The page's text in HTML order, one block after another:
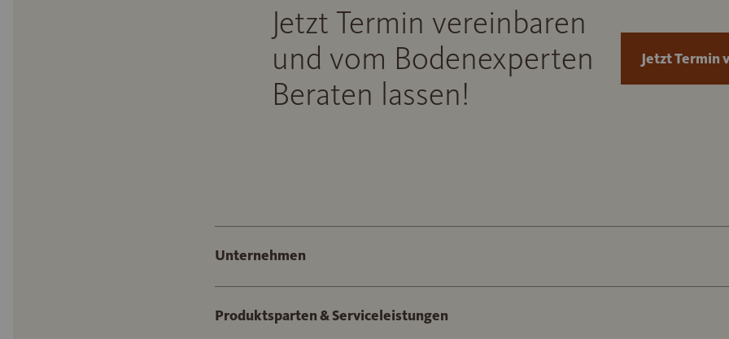
Jetzt Termin vereinbaren
und vom Bodenexperten
Beraten lassen!
Jetzt Termin
Unternehmen
Produktsparten & Serviceleistungen